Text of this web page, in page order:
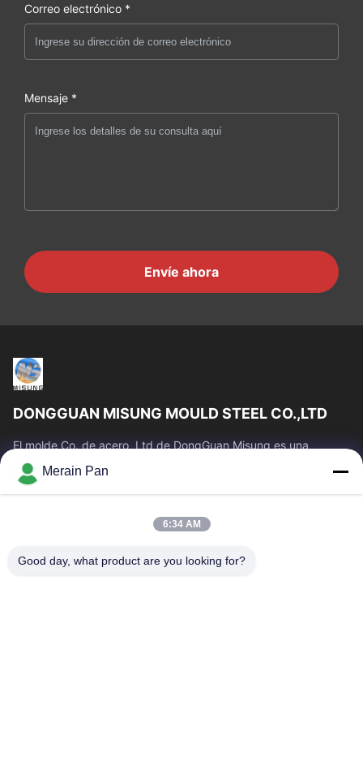
Correo electrónico *
Mensaje *
Envíe ahora
DONGGUAN MISUNG MOULD STEEL CO.,LTD
El molde Co. de acero, Ltd de DongGuan Misung es una
compañía principal del plástico de la fuente muere el acero de
acero, caliente del trabajo,...
Enlaces Rápidos
Productos
VR Show
Sobre Nosotros
Merain Pan
6:34 AM
Good day, what product are you looking for?